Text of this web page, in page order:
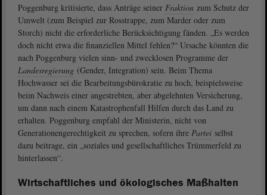
Poggenburg kritisierte, dass Anträge seiner Fraktion zum Schutz der
Umwelt (zum Beispiel zur Rosstrappe, zum Marder oder zum
Storch) nicht die erforderliche Berücksichtigung fänden. „Es werden
doch nicht etwa die finanziellen Mittel fehlen?“ Ursache könnten die
nach Poggenburg vielen sinn- und zwecklosen Programme der
Landesregierung (Gender, Integration) sein. Beim Thema
Hochwasser sei die Bearbeitungsbürokratie zu hoch, beispielsweise
beim Nachweis einer angestrebten, aber abgelehnten Versicherung,
um dann nach einem Katastrophenfall Hilfen durch das Land zu
erhalten. Poggenburg empfahl der Ministerin, nicht von
Generationengerechtigkeit zu sprechen, sofern ihre Partei selbst
dazu beitrage, ein „soziales und gesellschaftliches Trümmerfeld zu
hinterlassen“.
Wirtschaftliches und ökologisches Maßhalten